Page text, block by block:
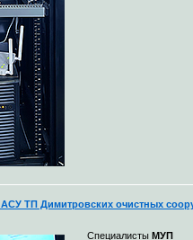
АСУ ТП Димитровских очистных
Специалисты МУП